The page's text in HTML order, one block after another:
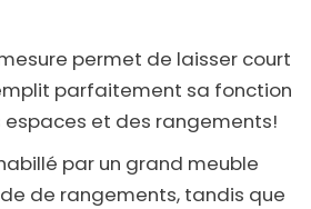
permet de laisser court
parfaitement sa fonction
espaces et des rangements!
par un grand meuble
de rangements, tandis que